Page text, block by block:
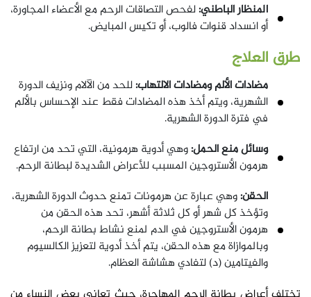
المنظار الباطني:لفحص التصاقات الرحم مع الأعضاء المجاورة،
أو انسداد قنوات فالوب، أو تكيس المبايض.
طرق العلاج
مضادات الألم ومضادات الالتهاب:للحد من الآلام ونزيف الدورة
الشهرية، ويتم أخذ هذه المضادات فقط عند الإحساس بالألم
في فترة الدورة الشهرية.
وسائل منع الحمل:وهي أدوية هرمونية، التي تحد من ارتفاع
هرمون الأستروجين المسبب للأعراض الشديدة لبطانة الرحم.
الحقن:وهي عبارة عن هرمونات تمنع حدوث الدورة الشهرية،
وتؤخذ كل شهر أو كل ثلاثة أشهر، تحد هذه الحقن من
هرمون الأستروجين في الدم لمنع نشاط بطانة الرحم،
وبالموازاة مع هذه الحقن، يتم أخذ أدوية لتعزيز الكالسيوم
والفيتامين (د) لتفادي هشاشة العظام.